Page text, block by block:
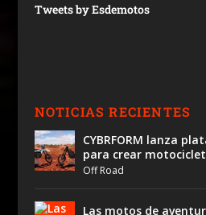
Tweets by Esdemotos
NOTICIAS RECIENTES
CYBRFORM lanza
para crear
Off Road
Las motos de